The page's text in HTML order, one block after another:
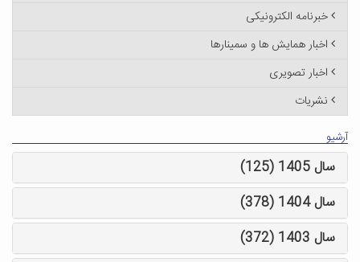
خبرنامه الکترونیکی
اخبار همایش ها و سمینارها
اخبار تصویری
نشریات
آرشیو
سال 1405 (125)
سال 1404 (378)
سال 1403 (372)